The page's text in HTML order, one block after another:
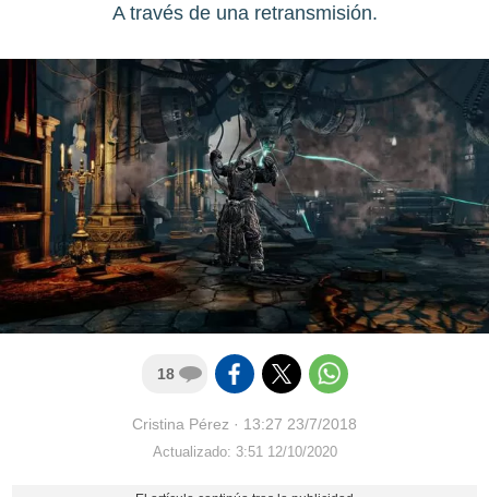
A través de una retransmisión.
18
Cristina Pérez · 13:27 23/7/2018
Actualizado: 3:51 12/10/2020